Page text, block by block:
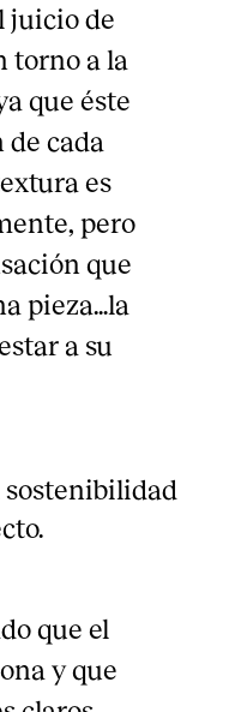
juicio de
torno a la
que éste
cada
es
pero
que
pieza…la
a su
sostenibilidad
que el
y que